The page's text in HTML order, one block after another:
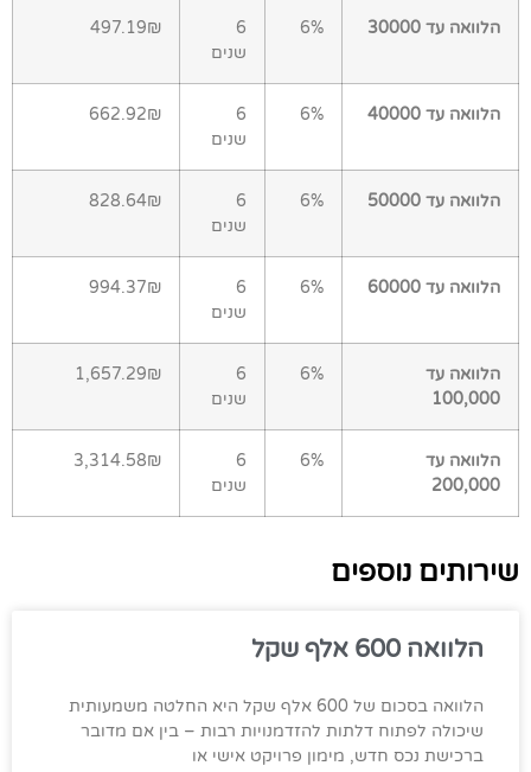
הלוואה עד 30000 6%
6
שנים
497.19₪
הלוואה עד 40000 6%
6
שנים
662.92₪
הלוואה עד 50000 6%
6
שנים
828.64₪
הלוואה עד 60000 6%
6
שנים
994.37₪
הלוואה עד
100,000
6%
6
שנים
1,657.29₪
הלוואה עד
200,000
6%
6
שנים
3,314.58₪
שירותים נוספים
הלוואה 600 אלף שקל
הלוואה בסכום של 600 אלף שקל היא החלטה משמעותית
שיכולה לפתוח דלתות להזדמנויות רבות – בין אם מדובר
ברכישת נכס חדש, מימון פרויקט אישי או